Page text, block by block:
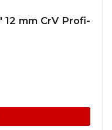
12 mm CrV Profi-